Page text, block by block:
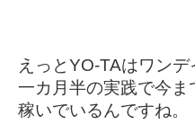
えっとYO-TAはワン
一カ月半の実践で今
稼いでいるんですね。